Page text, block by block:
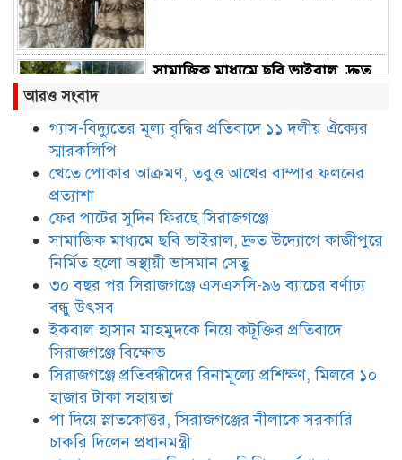
সামাজিক মাধ্যমে ছবি ভাইরাল, দ্রুত
ব্যাচের বর্ণাঢ্য বন্ধু উৎসব
ইকবাল হাসান মাহমুদকে নিয়ে
কটূক্তির প্রতিবাদে সিরাজগঞ্জে বিক্ষোভ
সিরাজগঞ্জে প্রতিবন্ধীদের বিনামূল্যে
প্রশিক্ষণ, মিলবে ১০ হাজার টাকা
সহায়তা
পা দিয়ে স্নাতকোত্তর, সিরাজগঞ্জের
নীলাকে সরকারি চাকরি দিলেন
প্রধানমন্ত্রী
আরও সংবাদ
গ্যাস-বিদ্যুতের মূল্য বৃদ্ধির প্রতিবাদে ১১ দলীয় ঐক্যের
স্মারকলিপি
খেতে পোকার আক্রমণ, তবুও আখের বাম্পার ফলনের
প্রত্যাশা
ফের পাটের সুদিন ফিরছে সিরাজগঞ্জে
সামাজিক মাধ্যমে ছবি ভাইরাল, দ্রুত উদ্যোগে কাজীপুরে
নির্মিত হলো অস্থায়ী ভাসমান সেতু
৩০ বছর পর সিরাজগঞ্জে এসএসসি-৯৬ ব্যাচের বর্ণাঢ্য
বন্ধু উৎসব
ইকবাল হাসান মাহমুদকে নিয়ে কটূক্তির প্রতিবাদে
সিরাজগঞ্জে বিক্ষোভ
সিরাজগঞ্জে প্রতিবন্ধীদের বিনামূল্যে প্রশিক্ষণ, মিলবে ১০
হাজার টাকা সহায়তা
পা দিয়ে স্নাতকোত্তর, সিরাজগঞ্জের নীলাকে সরকারি
চাকরি দিলেন প্রধানমন্ত্রী